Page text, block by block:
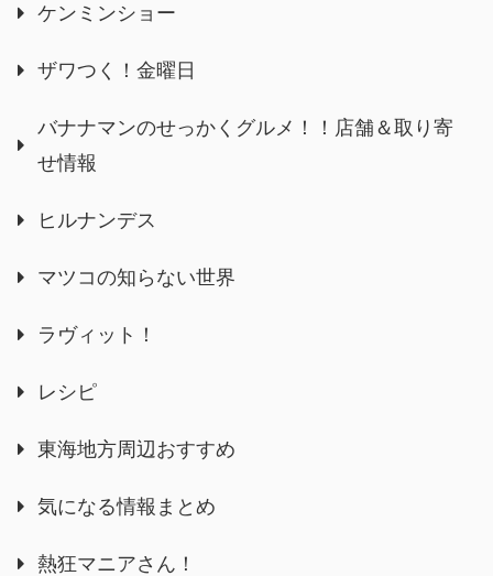
ケンミンショー
ザワつく！金曜日
バナナマンのせっかくグルメ！！店舗＆取り寄
せ情報
ヒルナンデス
マツコの知らない世界
ラヴィット！
レシピ
東海地方周辺おすすめ
気になる情報まとめ
熱狂マニアさん！